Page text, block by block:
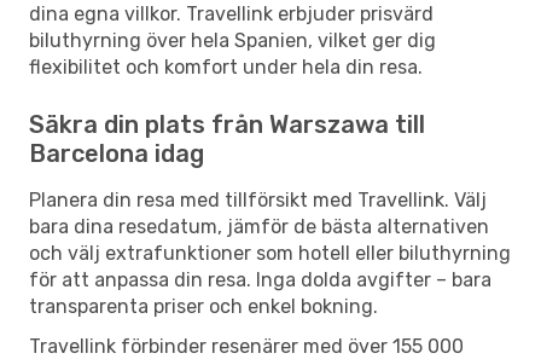
dina egna villkor. Travellink erbjuder prisvärd
biluthyrning över hela Spanien, vilket ger dig
flexibilitet och komfort under hela din resa.
Säkra din plats från Warszawa till
Barcelona idag
Planera din resa med tillförsikt med Travellink. Välj
bara dina resedatum, jämför de bästa alternativen
och välj extrafunktioner som hotell eller biluthyrning
för att anpassa din resa. Inga dolda avgifter – bara
transparenta priser och enkel bokning.
Travellink förbinder resenärer med över 155 000